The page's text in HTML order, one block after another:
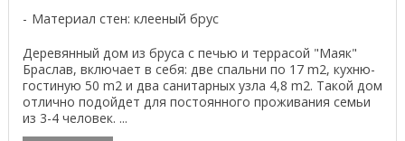
Материал стен: клееный брус
Деревянный дом из бруса с печью и террасой "Маяк"
Браслав, включает в себя: две спальни по 17 m2, кухню-
гостиную 50 m2 и два санитарных узла 4,8 m2. Такой дом
отлично подойдет для постоянного проживания семьи
из 3-4 человек. ...